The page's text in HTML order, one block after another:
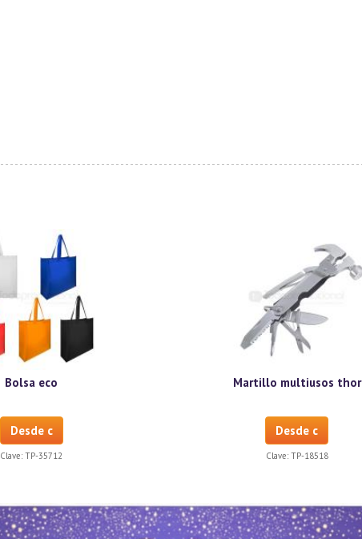
Bolsa eco
Desde c
Clave:TP-35712
Martillo multiusos thor
Desde c
Clave: TP-18518